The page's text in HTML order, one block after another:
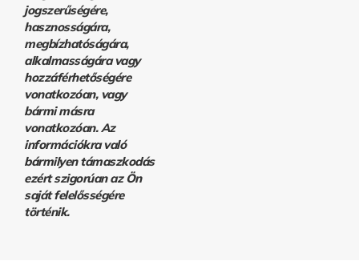
jogszerűségére,
hasznosságára,
megbízhatóságára,
alkalmasságára vagy
hozzáférhetőségére
vonatkozóan, vagy
bármi másra
vonatkozóan. Az
információkra való
bármilyen támaszkodás
ezért szigorúan az Ön
saját felelősségére
történik.